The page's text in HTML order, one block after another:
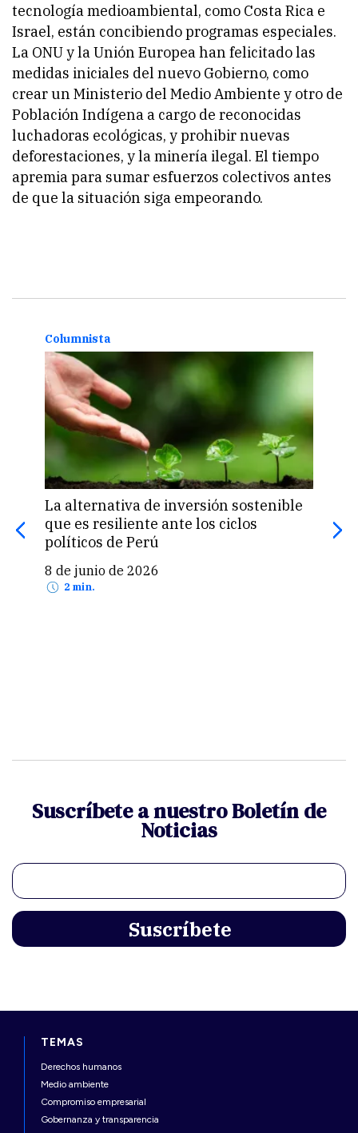
tecnología medioambiental, como Costa Rica e
Israel, están concibiendo programas especiales.
La ONU y la Unión Europea han felicitado las
medidas iniciales del nuevo Gobierno, como
crear un Ministerio del Medio Ambiente y otro de
Población Indígena a cargo de reconocidas
luchadoras ecológicas, y prohibir nuevas
deforestaciones, y la minería ilegal. El tiempo
apremia para sumar esfuerzos colectivos antes
de que la situación siga empeorando.
Columnista
La alternativa de inversión sostenible
que es resiliente ante los ciclos
políticos de Perú
8 de junio de 2026
2 min.
Suscríbete a nuestro Boletín de
Noticias
TEMAS
Derechos humanos
Medio ambiente
Compromiso empresarial
Gobernanza y transparencia